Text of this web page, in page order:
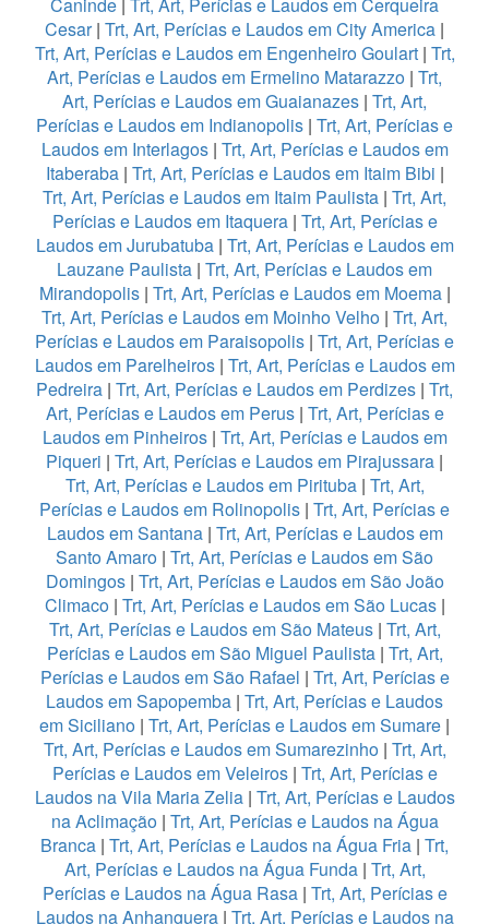
Caninde | Trt, Art, Perícias e Laudos em Cerqueira
Cesar| Trt, Art, Perícias e Laudos em City America |
Trt, Art, Perícias e Laudos em Engenheiro Goulart | Trt,
Art, Perícias e Laudos em Ermelino Matarazzo | Trt,
Art, Perícias e Laudos em Guaianazes | Trt, Art,
Perícias e Laudos em Indianopolis | Trt, Art, Perícias e
Laudos em Interlagos| Trt, Art, Perícias e Laudos em
Itaberaba| Trt, Art, Perícias e Laudos em Itaim Bibi |
Trt, Art, Perícias e Laudos em Itaim Paulista | Trt, Art,
Perícias e Laudos em Itaquera| Trt, Art, Perícias e
Laudos em Jurubatuba| Trt, Art, Perícias e Laudos em
Lauzane Paulista | Trt, Art, Perícias e Laudos em
Mirandopolis| Trt, Art, Perícias e Laudos em Moema|
Trt, Art, Perícias e Laudos em Moinho Velho | Trt, Art,
Perícias e Laudos em Paraisopolis | Trt, Art, Perícias e
Laudos em Parelheiros| Trt, Art, Perícias e Laudos em
Pedreira | Trt, Art, Perícias e Laudos em Perdizes | Trt,
Art, Perícias e Laudos em Perus| Trt, Art, Perícias e
Laudos em Pinheiros| Trt, Art, Perícias e Laudos em
Piqueri | Trt, Art, Perícias e Laudos em Pirajussara |
Trt, Art, Perícias e Laudos em Pirituba| Trt, Art,
Perícias e Laudos em Rolinopolis | Trt, Art, Perícias e
Laudos em Santana| Trt, Art, Perícias e Laudos em
Santo Amaro | Trt, Art, Perícias e Laudos em São
Domingos| Trt, Art, Perícias e Laudos em São João
Climaco| Trt, Art, Perícias e Laudos em São Lucas|
Trt, Art, Perícias e Laudos em São Mateus | Trt, Art,
Perícias e Laudos em São Miguel Paulista| Trt, Art,
Perícias e Laudos em São Rafael | Trt, Art, Perícias e
Laudos em Sapopemba | Trt, Art, Perícias e Laudos
em Siciliano | Trt, Art, Perícias e Laudos em Sumare |
Trt, Art, Perícias e Laudos em Sumarezinho| Trt, Art,
Perícias e Laudos em Veleiros| Trt, Art, Perícias e
Laudos na Vila Maria Zelia| Trt, Art, Perícias e Laudos
na Aclimação| Trt, Art, Perícias e Laudos na Água
Branca | Trt, Art, Perícias e Laudos na Água Fria | Trt,
Art, Perícias e Laudos na Água Funda| Trt, Art,
Perícias e Laudos na Água Rasa | Trt, Art, Perícias e
Laudos na Anhanguera| Trt, Art, Perícias e Laudos na